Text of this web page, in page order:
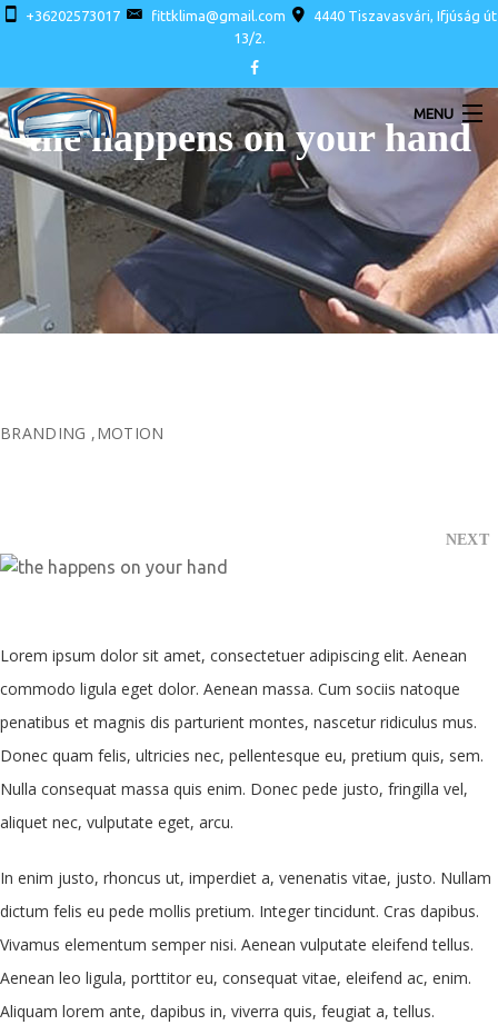
+36202573017 fittklima@gmail.com
4440 Tiszavasvári, Ifjúság út
13/2.
MENU
LAKOSSÁGI LÉGKONDÍCIONÁLÓK
INVERTERES KLÍMA AKCIÓ SZERELÉSSEL
the happens on your hand
BRANDING ,MOTION
NEXT
Lorem ipsum dolor sit amet, consectetuer adipiscing elit. Aenean
commodo ligula eget dolor. Aenean massa. Cum sociis natoque
penatibus et magnis dis parturient montes, nascetur ridiculus mus.
Donec quam felis, ultricies nec, pellentesque eu, pretium quis, sem.
Nulla consequat massa quis enim. Donec pede justo, fringilla vel,
aliquet nec, vulputate eget, arcu.
In enim justo, rhoncus ut, imperdiet a, venenatis vitae, justo. Nullam
dictum felis eu pede mollis pretium. Integer tincidunt. Cras dapibus.
Vivamus elementum semper nisi. Aenean vulputate eleifend tellus.
Aenean leo ligula, porttitor eu, consequat vitae, eleifend ac, enim.
Aliquam lorem ante, dapibus in, viverra quis, feugiat a, tellus.